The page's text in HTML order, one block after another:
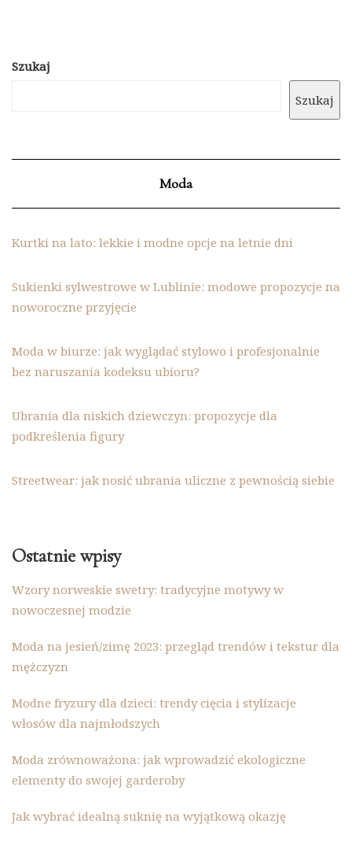
Szukaj
Szukaj
Moda
Kurtki na lato: lekkie i modne opcje na letnie dni
Sukienki sylwestrowe w Lublinie: modowe propozycje na
noworoczne przyjęcie
Moda w biurze: jak wyglądać stylowo i profesjonalnie
bez naruszania kodeksu ubioru?
Ubrania dla niskich dziewczyn: propozycje dla
podkreślenia figury
Streetwear: jak nosić ubrania uliczne z pewnością siebie
Ostatnie wpisy
Wzory norweskie swetry: tradycyjne motywy w
nowoczesnej modzie
Moda na jesień/zimę 2023: przegląd trendów i tekstur dla
mężczyzn
Modne fryzury dla dzieci: trendy cięcia i stylizacje
włosów dla najmłodszych
Moda zrównoważona: jak wprowadzić ekologiczne
elementy do swojej garderoby
Jak wybrać idealną suknię na wyjątkową okazję